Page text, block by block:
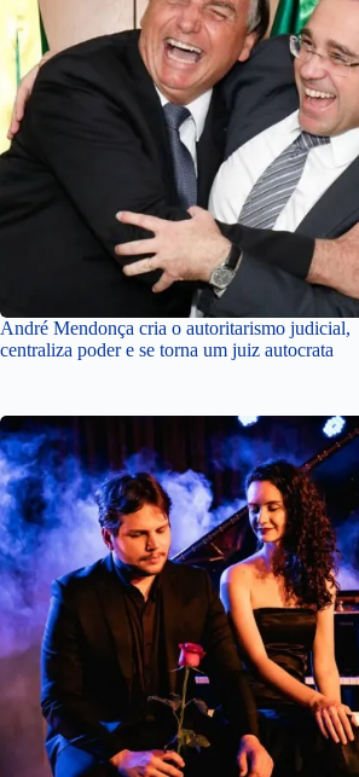
André Mendonça cria o autoritarismo judicial,
centraliza poder e se torna um juiz autocrata